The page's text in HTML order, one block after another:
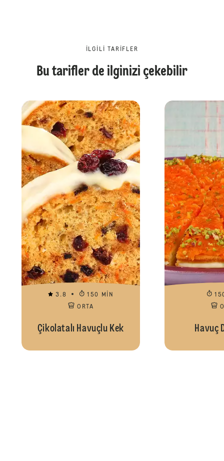
İLGILI TARIFLER
Bu tarifler de ilginizi çekebilir
3.8
150 MIN
ORTA
Çikolatalı Havuçlu Kek Havuç